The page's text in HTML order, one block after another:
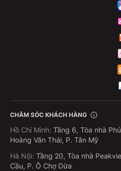
CHĂM SÓC KHÁCH HÀNG
Hồ Chí Minh: Tầng 6, Tòa nhà
Hoàng Văn Thái, P. Tân Mỹ
Hà Nội: Tầng 20, Tòa nhà
Cầu, P. Ô Chợ Dừa